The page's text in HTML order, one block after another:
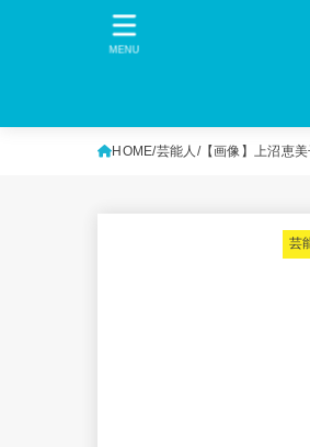
MENU
HOME 芸能人 【画像】上沼恵
芸